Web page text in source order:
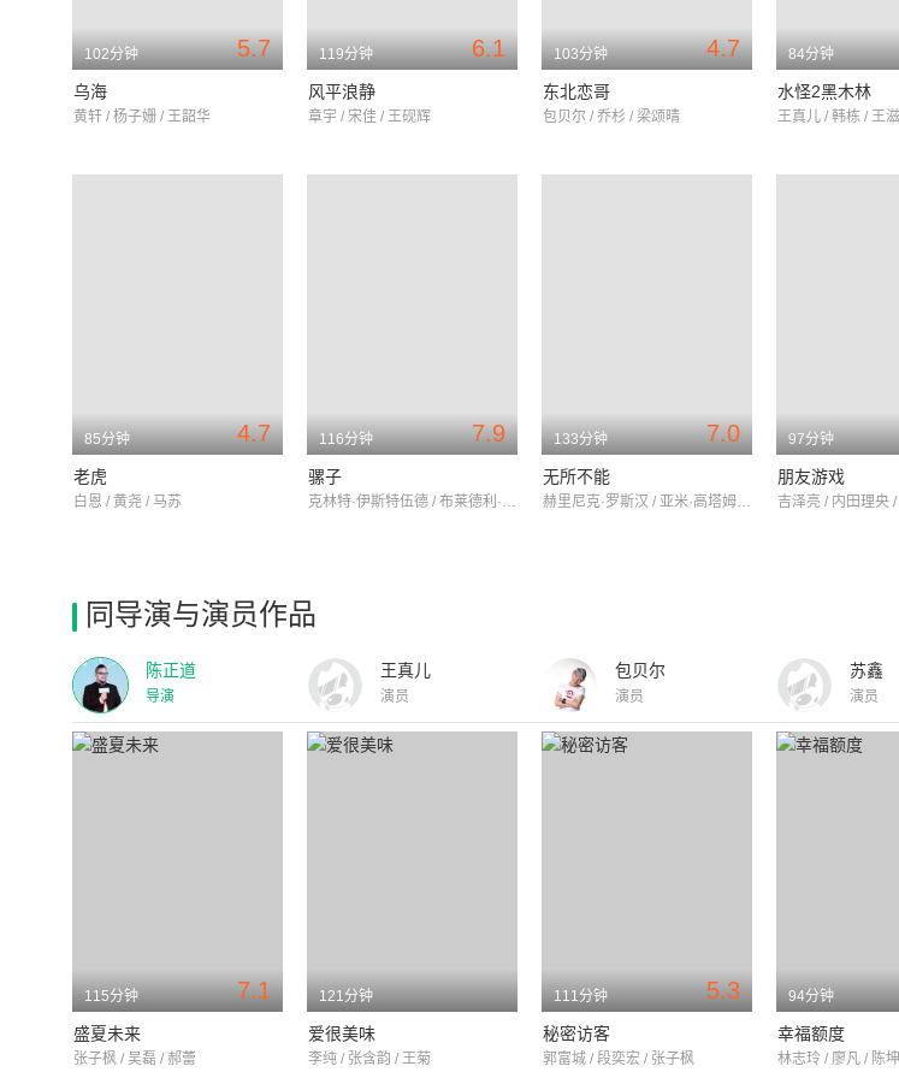
5.7
102分钟
乌海
黄轩 / 杨子姗 / 王韶华
6.1
119分钟
风平浪静
章宇 / 宋佳 / 王砚辉
4.7
103分钟
东北恋哥
包贝尔 / 乔杉 / 梁颂晴
84分钟
水怪2黑木林
王真儿 / 韩栋 / 王
4.7
85分钟
老虎
白恩 / 黄尧 / 马苏
7.9
116分钟
骡子
克林特·伊斯特伍德 / 布莱德利·库珀 / 劳伦斯·菲什伯恩
7.0
133分钟
无所不能
赫里尼克·罗斯汉 / 亚米·高塔姆 / 洛尼特·罗伊
97分钟
朋友游戏
吉泽亮 / 内田理央
同导演与演员作品
陈正道
导演
王真儿
演员
包贝尔
演员
苏鑫
演员
7.1
115分钟
盛夏未来
张子枫 / 吴磊 / 郝蕾
121分钟
爱很美味
李纯 / 张含韵 / 王菊
5.3
111分钟
秘密访客
郭富城 / 段奕宏 / 张子枫
94分钟
幸福额度
林志玲 / 廖凡 / 陈坤